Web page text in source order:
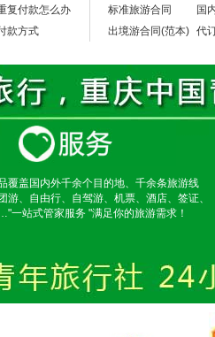
复付款怎么办
款方式
标准旅游合同
国
出境游合同(范本) 代
覆盖国内外千余个目的地、千余条旅游线
游、自由行、自驾游、机票、酒店、签证、
一站式管家服务 "满足你的旅游需求！